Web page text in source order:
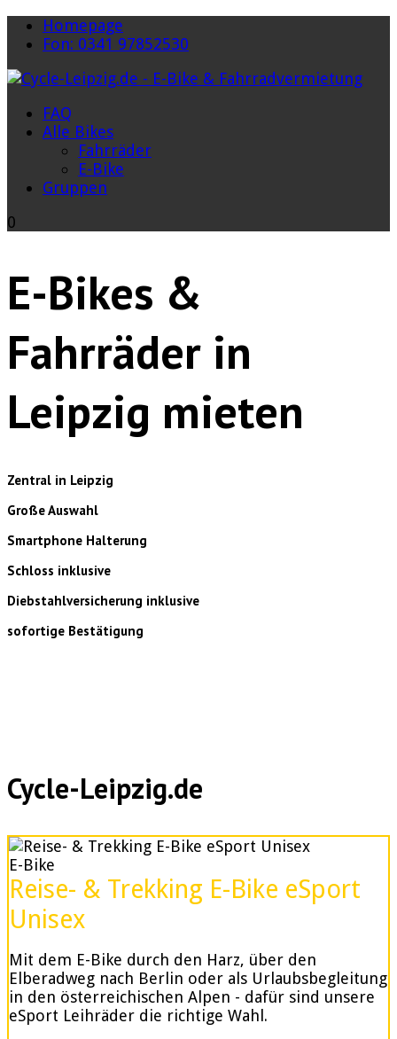
Homepage
Fon: 0341 97852530
FAQ
Alle Bikes
Fahrräder
E-Bike
Gruppen
0
E-Bikes &
Fahrräder in
Leipzig mieten
Zentral in Leipzig
Große Auswahl
Smartphone Halterung
Schloss inklusive
Diebstahlversicherung inklusive
sofortige Bestätigung
Cycle-Leipzig.de
E-Bike
Reise- & Trekking E-Bike eSport
Unisex
Mit dem E-Bike durch den Harz, über den
Elberadweg nach Berlin oder als Urlaubsbegleitung
in den österreichischen Alpen - dafür sind unsere
eSport Leihräder die richtige Wahl.